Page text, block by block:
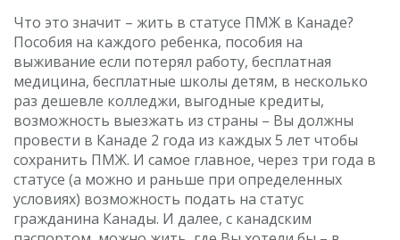
Что это значит – жить в статусе ПМЖ в Канаде?
Пособия на каждого ребенка, пособия на
выживание если потерял работу, бесплатная
медицина, бесплатные школы детям, в несколько
раз дешевле колледжи, выгодные кредиты,
возможность выезжать из страны – Вы должны
провести в Канаде 2 года из каждых 5 лет чтобы
сохранить ПМЖ. И самое главное, через три года в
статусе (а можно и раньше при определенных
условиях) возможность подать на статус
гражданина Канады. И далее, с канадским